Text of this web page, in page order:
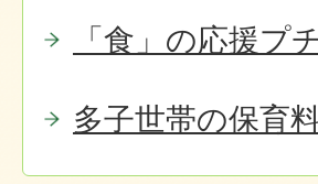
「食」の応援プ
多子世帯の保育